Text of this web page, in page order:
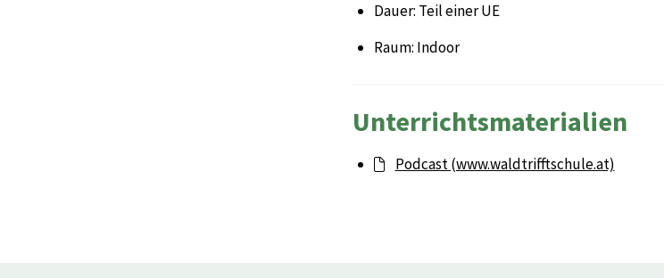
Dauer: Teil einer UE
Raum: Indoor
Unterrichtsmaterialien
Podcast (www.waldtrifftschule.at)